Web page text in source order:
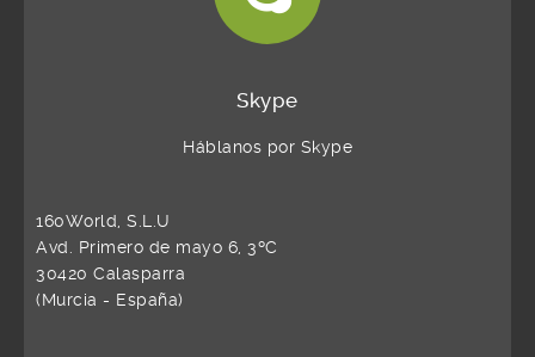
Skype
Háblanos por Skype
160World, S.L.U
Avd. Primero de mayo 6, 3ºC
30420 Calasparra
(Murcia - España)